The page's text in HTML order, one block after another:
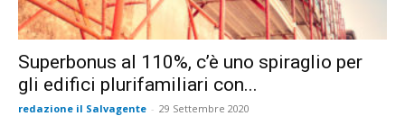
Superbonus al 110%, c’è uno spiraglio per
gli edifici plurifamiliari con...
redazione il Salvagente - 29 Settembre 2020